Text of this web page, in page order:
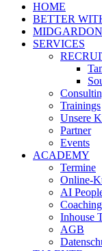
HOME
BETTER
SERVICES
Trainings
Unsere
Partner
Events
ACADEMY
Termine
Online-
AI
Coaching
Inhouse
AGB